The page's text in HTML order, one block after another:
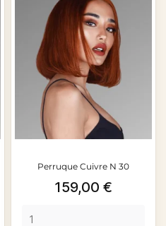
Perruque Cuivre N 30
Prix
159,00 €